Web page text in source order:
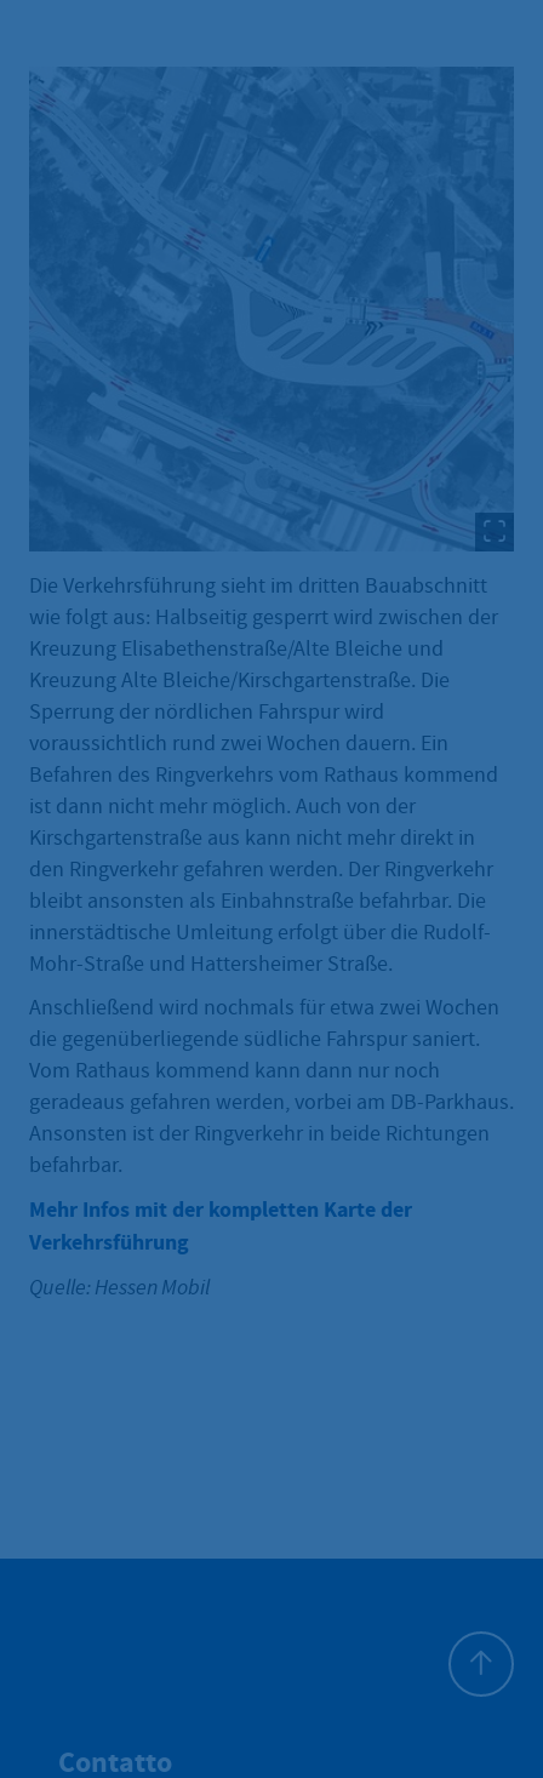
Die Verkehrsführung sieht im dritten Bauabschnitt
wie folgt aus: Halbseitig gesperrt wird zwischen der
Kreuzung Elisabethenstraße/Alte Bleiche und
Kreuzung Alte Bleiche/Kirschgartenstraße. Die
Sperrung der nördlichen Fahrspur wird
voraussichtlich rund zwei Wochen dauern. Ein
Befahren des Ringverkehrs vom Rathaus kommend
ist dann nicht mehr möglich. Auch von der
Kirschgartenstraße aus kann nicht mehr direkt in
den Ringverkehr gefahren werden. Der Ringverkehr
bleibt ansonsten als Einbahnstraße befahrbar. Die
innerstädtische Umleitung erfolgt über die Rudolf-
Mohr-Straße und Hattersheimer Straße.
Anschließend wird nochmals für etwa zwei Wochen
die gegenüberliegende südliche Fahrspur saniert.
Vom Rathaus kommend kann dann nur noch
geradeaus gefahren werden, vorbei am DB-Parkhaus.
Ansonsten ist der Ringverkehr in beide Richtungen
befahrbar.
Mehr Infos mit der kompletten Karte der
Verkehrsführung
Quelle: Hessen Mobil
Contatto